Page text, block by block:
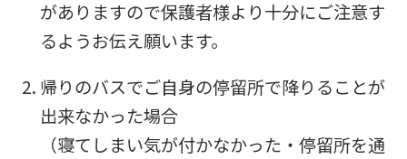
がありますので保護者様より十分にご注意す
るようお伝え願います。
帰りのバスでご自身の停留所で降りることが
出来なかった場合
（寝てしまい気が付かなかった・停留所を通
The
translation
may
differ
from